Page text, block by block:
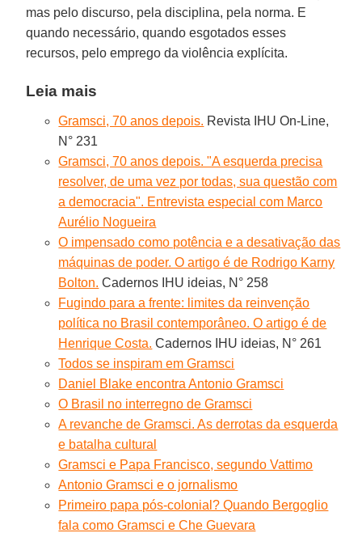
mas pelo discurso, pela disciplina, pela norma. E
quando necessário, quando esgotados esses
recursos, pelo emprego da violência explícita.
Leia mais
Gramsci, 70 anos depois. Revista IHU On-Line,
N° 231
Gramsci, 70 anos depois. "A esquerda precisa
resolver, de uma vez por todas, sua questão com
a democracia". Entrevista especial com Marco
Aurélio Nogueira
O impensado como potência e a desativação das
máquinas de poder. O artigo é de Rodrigo Karny
Bolton. Cadernos IHU ideias, N° 258
Fugindo para a frente: limites da reinvenção
política no Brasil contemporâneo. O artigo é de
Henrique Costa. Cadernos IHU ideias, N° 261
Todos se inspiram em Gramsci
Daniel Blake encontra Antonio Gramsci
O Brasil no interregno de Gramsci
A revanche de Gramsci. As derrotas da esquerda
e batalha cultural
Gramsci e Papa Francisco, segundo Vattimo
Antonio Gramsci e o jornalismo
Primeiro papa pós-colonial? Quando Bergoglio
fala como Gramsci e Che Guevara